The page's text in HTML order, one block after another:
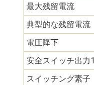
最大残留電流
典型的な残留電流
電圧降下
安全スイッチ出力1
スイッチング素子